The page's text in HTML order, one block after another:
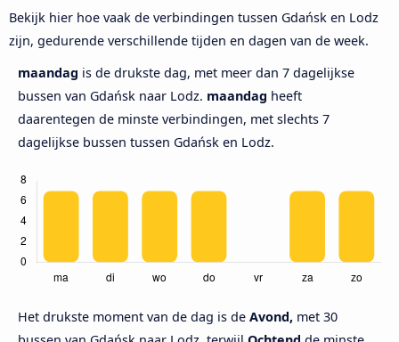
Bekijk hier hoe vaak de verbindingen tussen Gdańsk en Lodz
zijn, gedurende verschillende tijden en dagen van de week.
maandag is de drukste dag, met meer dan 7 dagelijkse
bussen van Gdańsk naar Lodz. maandag heeft
daarentegen de minste verbindingen, met slechts 7
dagelijkse bussen tussen Gdańsk en Lodz.
Het drukste moment van de dag is de Avond, met 30